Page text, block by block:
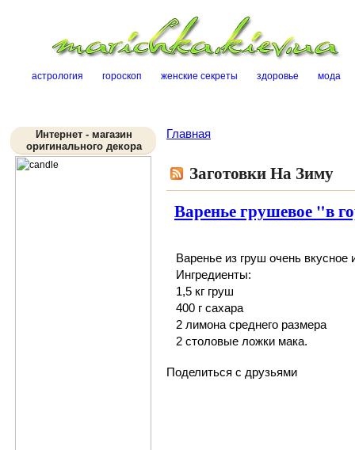
астрология гороскоп женские секреты здоровье мода
Интернет - магазин
оригинального декора
Главная
Заготовки На Зиму
Варенье грушевое "в
Варенье из груш очень вкусное
Ингредиенты:
1,5 кг груш
400 г сахара
2 лимона среднего размера
2 столовые ложки мака.
Поделиться с друзьями